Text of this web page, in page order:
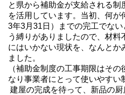
と県から補助金が支給される制
を活用しています。当初、何が
3年3月31日）までの完工でな
う縛りがありましたので、材料
にはいかない現状を、なんとか
ました。
（補助金制度の工事期限はそ
なり事業者にとって使いやすい
建屋の完成を待って、新品の